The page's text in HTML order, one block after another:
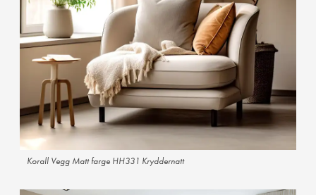
Korall Vegg Matt farge HH331 Kryddernatt